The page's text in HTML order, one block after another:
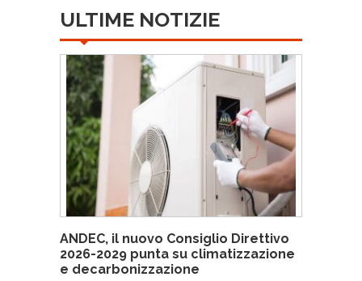
ULTIME NOTIZIE
ANDEC, il nuovo Consiglio Direttivo
2026-2029 punta su climatizzazione
e decarbonizzazione